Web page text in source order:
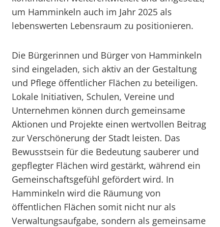
um Hamminkeln auch im Jahr 2025 als
lebenswerten Lebensraum zu positionieren.
Die Bürgerinnen und Bürger von Hamminkeln
sind eingeladen, sich aktiv an der Gestaltung
und Pflege öffentlicher Flächen zu beteiligen.
Lokale Initiativen, Schulen, Vereine und
Unternehmen können durch gemeinsame
Aktionen und Projekte einen wertvollen Beitrag
zur Verschönerung der Stadt leisten. Das
Bewusstsein für die Bedeutung sauberer und
gepflegter Flächen wird gestärkt, während ein
Gemeinschaftsgefühl gefördert wird. In
Hamminkeln wird die Räumung von
öffentlichen Flächen somit nicht nur als
Verwaltungsaufgabe, sondern als gemeinsame